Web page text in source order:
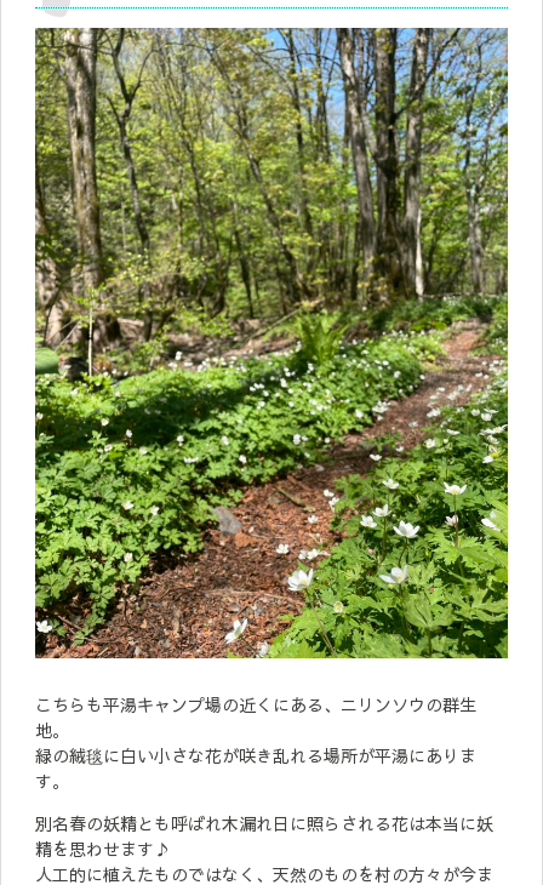
こちらも平湯キャンプ場の近くにある、ニリンソウの群生
地。
緑の絨毯に白い小さな花が咲き乱れる場所が平湯にありま
す。
別名春の妖精とも呼ばれ木漏れ日に照らされる花は本当に妖
精を思わせます♪
人工的に植えたものではなく、天然のものを村の方々が今ま